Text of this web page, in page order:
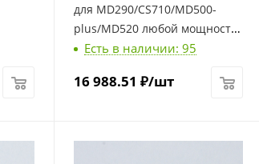
для MD290/CS710/MD500-
plus/MD520 любой мощности
, Inovance
Есть в наличии: 95
16 988.51 ₽/шт